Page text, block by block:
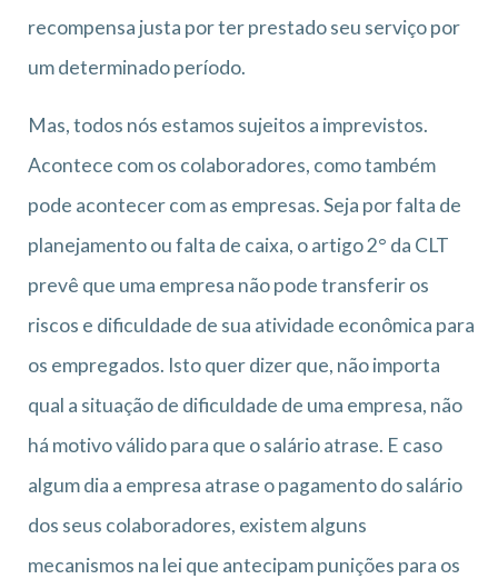
recompensa justa por ter prestado seu serviço por
um determinado período.
Mas, todos nós estamos sujeitos a imprevistos.
Acontece com os colaboradores, como também
pode acontecer com as empresas. Seja por falta de
planejamento ou falta de caixa, o artigo 2° da CLT
prevê que uma empresa não pode transferir os
riscos e dificuldade de sua atividade econômica para
os empregados. Isto quer dizer que, não importa
qual a situação de dificuldade de uma empresa, não
há motivo válido para que o salário atrase. E caso
algum dia a empresa atrase o pagamento do salário
dos seus colaboradores, existem alguns
mecanismos na lei que antecipam punições para os